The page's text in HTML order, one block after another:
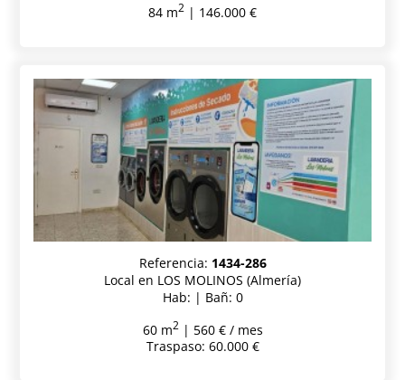
84 m2 | 146.000 €
Referencia: 1434-286
Local en LOS MOLINOS (Almería)
Hab: | Bañ: 0
60 m2| 560 € / mes
Traspaso: 60.000 €